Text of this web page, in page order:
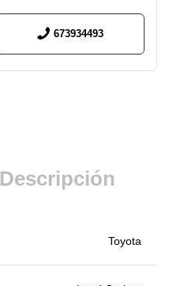
673934493
Descripción
Toyota